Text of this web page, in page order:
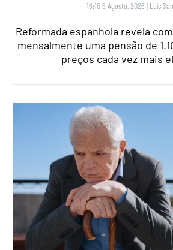
16:10 5 Agosto, 2026 | Luís
Reformada espanhola revela
mensalmente uma pensão de
preços cada vez mais